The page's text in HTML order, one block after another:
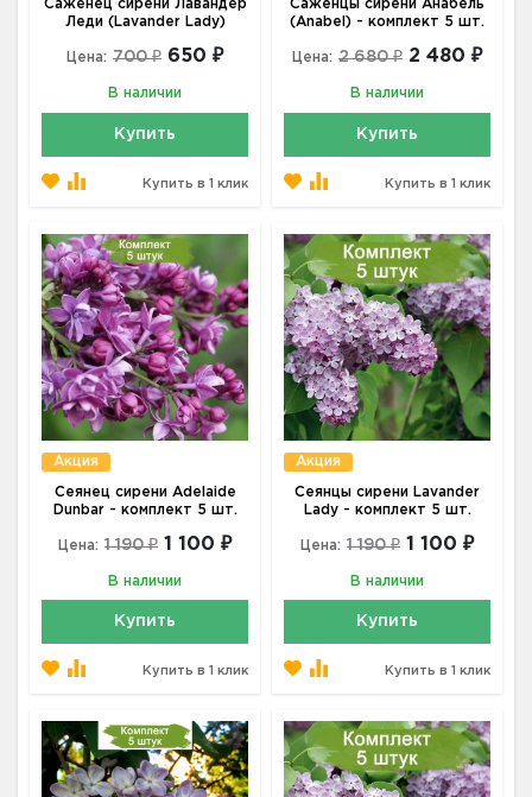
Саженец сирени Лавандер
Леди (Lavander Lady)
Цена: 700 ₽ 650 ₽
В наличии
Купить
Купить в 1 клик
Саженцы сирени Анабель
(Anabel) - комплект 5 шт.
Цена: 2 680 ₽ 2 480 ₽
В наличии
Купить
Купить в 1 клик
Акция
Сеянец сирени Adelaide
Dunbar - комплект 5 шт.
Цена: 1 190 ₽ 1 100 ₽
В наличии
Купить
Купить в 1 клик
Акция
Сеянцы сирени Lavander
Lady - комплект 5 шт.
Цена: 1 190 ₽ 1 100 ₽
В наличии
Купить
Купить в 1 клик